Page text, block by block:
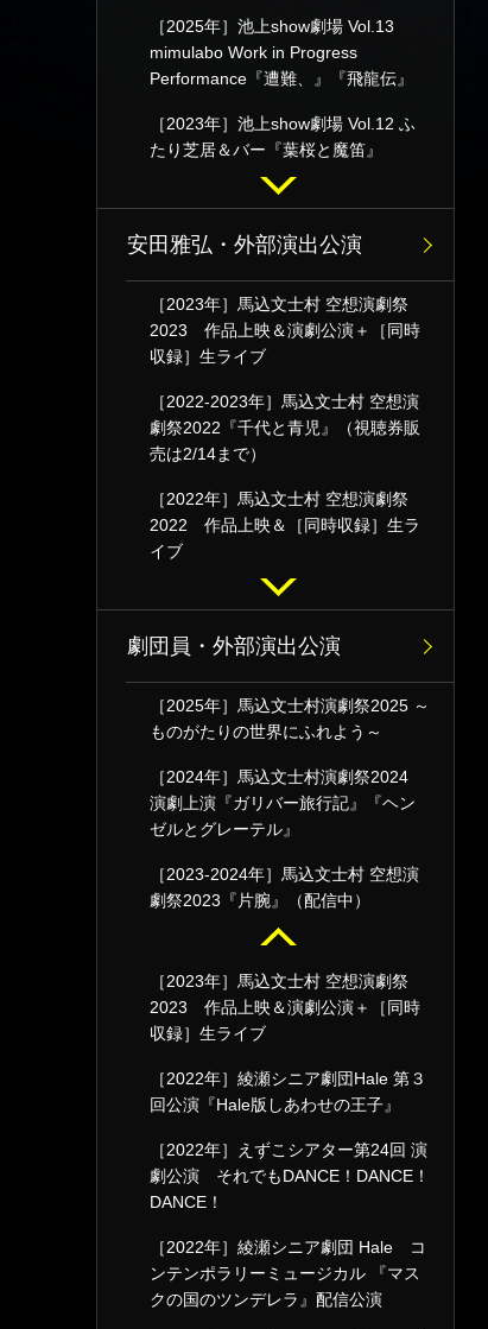
［2025年］池上show劇場 Vol.13
mimulabo Work in Progress
Performance『遭難、』『飛龍伝』
［2023年］池上show劇場 Vol.12 ふ
たり芝居＆バー『葉桜と魔笛』
安田雅弘・外部演出公演
［2023年］馬込文士村 空想演劇祭
2023 作品上映＆演劇公演＋［同時
収録］生ライブ
［2022-2023年］馬込文士村 空想演
劇祭2022『千代と青児』（視聴券販
売は2/14まで）
［2022年］馬込文士村 空想演劇祭
2022 作品上映＆［同時収録］生ラ
イブ
劇団員・外部演出公演
［2025年］馬込文士村演劇祭2025 ～
ものがたりの世界にふれよう～
［2024年］馬込文士村演劇祭2024
演劇上演『ガリバー旅行記』『ヘン
ゼルとグレーテル』
［2023-2024年］馬込文士村 空想演
劇祭2023『片腕』（配信中）
［2023年］馬込文士村 空想演劇祭
2023 作品上映＆演劇公演＋［同時
収録］生ライブ
［2022年］綾瀬シニア劇団Hale 第３
回公演『Hale版しあわせの王子』
［2022年］えずこシアター第24回 演
劇公演 それでもDANCE！DANCE！
DANCE！
［2022年］綾瀬シニア劇団 Hale コ
ンテンポラリーミュージカル 『マス
クの国のツンデレラ』配信公演